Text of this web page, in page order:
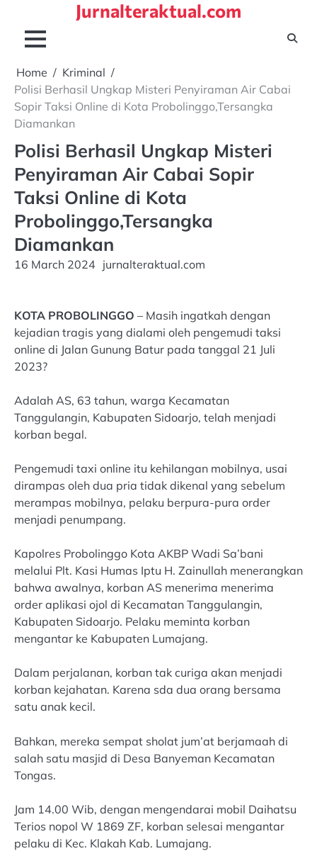
content
Jurnalteraktual.com
Home
Kriminal
Polisi Berhasil Ungkap Misteri Penyiraman Air Cabai
Sopir Taksi Online di Kota Probolinggo,Tersangka
Diamankan
Polisi Berhasil Ungkap Misteri
Penyiraman Air Cabai Sopir
Taksi Online di Kota
Probolinggo,Tersangka
Diamankan
16 March 2024 jurnalteraktual.com
KOTA PROBOLINGGO – Masih ingatkah dengan
kejadian tragis yang dialami oleh pengemudi taksi
online di Jalan Gunung Batur pada tanggal 21 Juli
2023?
Adalah AS, 63 tahun, warga Kecamatan
Tanggulangin, Kabupaten Sidoarjo, telah menjadi
korban begal.
Pengemudi taxi online itu kehilangan mobilnya, usai
dirampas oleh dua pria tidak dikenal yang sebelum
merampas mobilnya, pelaku berpura-pura order
menjadi penumpang.
Kapolres Probolinggo Kota AKBP Wadi Sa’bani
melalui Plt. Kasi Humas Iptu H. Zainullah menerangkan
bahwa awalnya, korban AS menerima menerima
order aplikasi ojol di Kecamatan Tanggulangin,
Kabupaten Sidoarjo. Pelaku meminta korban
mengantar ke Kabupaten Lumajang.
Dalam perjalanan, korban tak curiga akan menjadi
korban kejahatan. Karena sda dua orang bersama
satu anak kecil.
Bahkan, mereka sempat sholat jum’at berjamaah di
salah satu masjid di Desa Banyeman Kecamatan
Tongas.
Jam 14.00 Wib, dengan mengendarai mobil Daihatsu
Terios nopol W 1869 ZF, korban selesai mengantar
pelaku di Kec. Klakah Kab. Lumajang.